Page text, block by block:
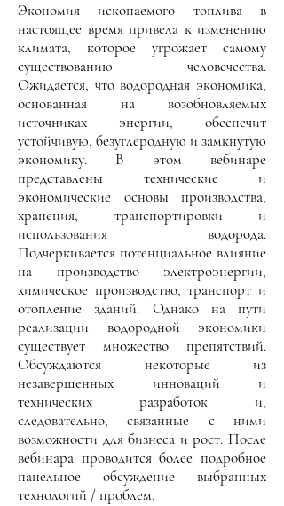
Экономия ископаемого топлива в
настоящее время привела к изменению
климата, которое угрожает самому
существованию человечества.
Ожидается, что водородная экономика,
основанная на возобновляемых
источниках энергии, обеспечит
устойчивую, безуглеродную и замкнутую
экономику. В этом вебинаре
представлены технические и
экономические основы производства,
хранения, транспортировки и
использования водорода.
Подчеркивается потенциальное влияние
на производство электроэнергии,
химическое производство, транспорт и
отопление зданий. Однако на пути
реализации водородной экономики
существует множество препятствий.
Обсуждаются некоторые из
незавершенных инноваций и
технических разработок и,
следовательно, связанные с ними
возможности для бизнеса и рост. После
вебинара проводится более подробное
панельное обсуждение выбранных
технологий / проблем.